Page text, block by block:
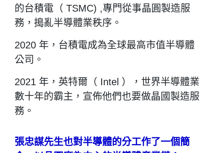
的台積電（ TSMC) ,專門從事晶圓製造服
務，搗亂半導體業秩序。
2020 年，台積電成為全球最高市值半導體
公司。
2021 年，英特爾（ Intel ），世界半導體業
數十年的霸主，宣佈他們也要做晶國製造服
務。
張忠謀先生也對半導體的分工作了一個簡